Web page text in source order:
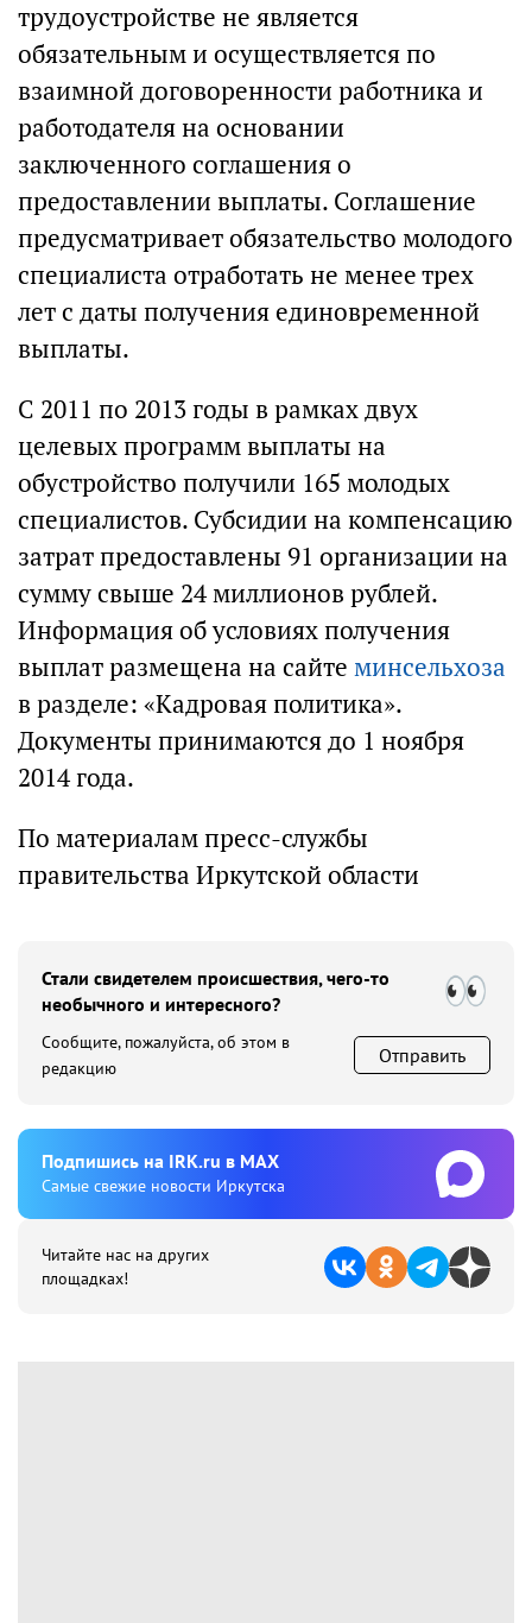
трудоустройстве не является
обязательным и осуществляется по
взаимной договоренности работника и
работодателя на основании
заключенного соглашения о
предоставлении выплаты. Соглашение
предусматривает обязательство молодого
специалиста отработать не менее трех
лет с даты получения единовременной
выплаты.
С 2011 по 2013 годы в рамках двух
целевых программ выплаты на
обустройство получили 165 молодых
специалистов. Субсидии на компенсацию
затрат предоставлены 91 организации на
сумму свыше 24 миллионов рублей.
Информация об условиях получения
выплат размещена на сайте минсельхоза
в разделе: «Кадровая политика».
Документы принимаются до 1 ноября
2014 года.
По материалам пресс-службы
правительства Иркутской области
Стали свидетелем происшествия, чего-то
необычного и интересного?
Сообщите, пожалуйста, об этом в
редакцию
Отправить
Подпишиcь на IRK.ru в MAX
Cамые свежие новости Иркутска
Читайте нас на других
площадках!